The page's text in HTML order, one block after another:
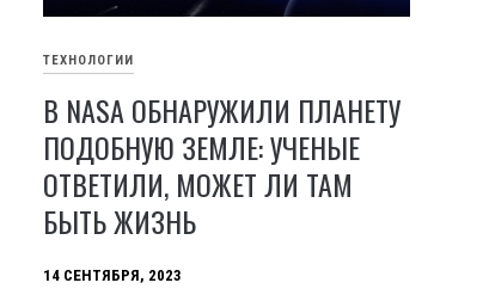
ТЕХНОЛОГИИ
В NASA ОБНАРУЖИЛИ ПЛАНЕТУ
ПОДОБНУЮ ЗЕМЛЕ: УЧЕНЫЕ
ОТВЕТИЛИ, МОЖЕТ ЛИ ТАМ
БЫТЬ ЖИЗНЬ
14 СЕНТЯБРЯ, 2023